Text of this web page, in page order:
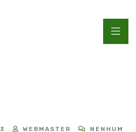
WEBMASTER
NENHUM